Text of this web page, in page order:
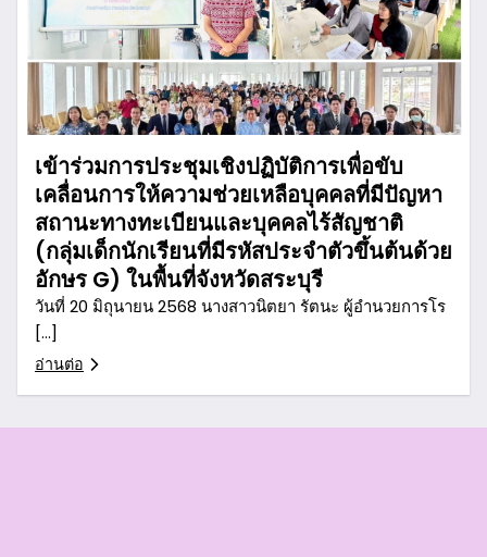
เข้าร่วมการประชุมเชิงปฏิบัติการเพื่อขับ
เคลื่อนการให้ความช่วยเหลือบุคคลที่มีปัญหา
สถานะทางทะเบียนและบุคคลไร้สัญชาติ
(กลุ่มเด็กนักเรียนที่มีรหัสประจำตัวขึ้นต้นด้วย
อักษร G) ในพื้นที่จังหวัดสระบุรี
วันที่ 20 มิถุนายน 2568 นางสาวนิตยา รัตนะ ผู้อำนวยการโร
[…]
อ่านต่อ